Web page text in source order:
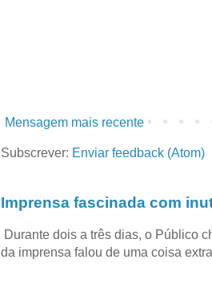
Mensagem mais recente
Subscrever: Enviar feedback (Atom)
Imprensa fascinada com
Durante dois a três dias, o Público
da imprensa falou de uma coisa